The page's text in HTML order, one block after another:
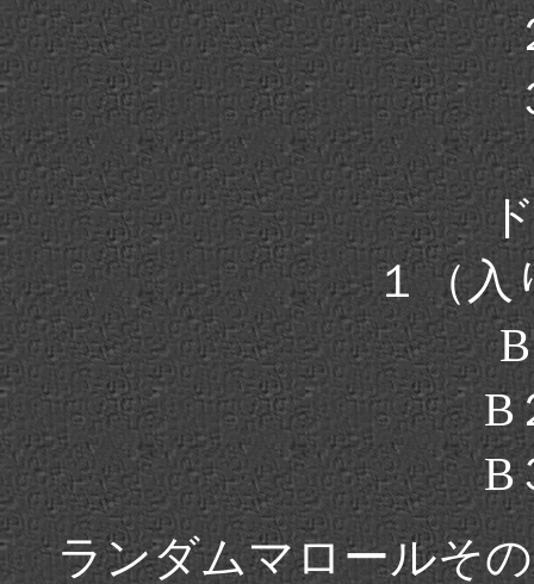
１（
B
B
ランダムマロールそ